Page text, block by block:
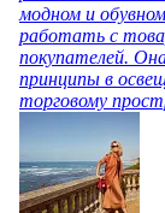
модном и
работать с
покупателей.
принципы в
торговому